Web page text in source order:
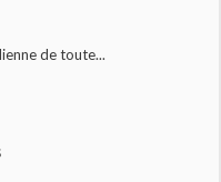
de toute...